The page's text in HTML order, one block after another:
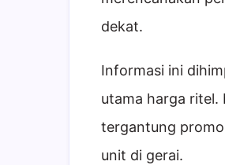
dekat.
Informasi ini
utama harga ritel.
tergantung
unit di gerai.